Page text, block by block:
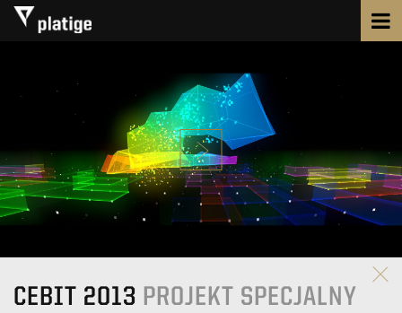
CEBIT 2013 PROJEKT SPECJALNY